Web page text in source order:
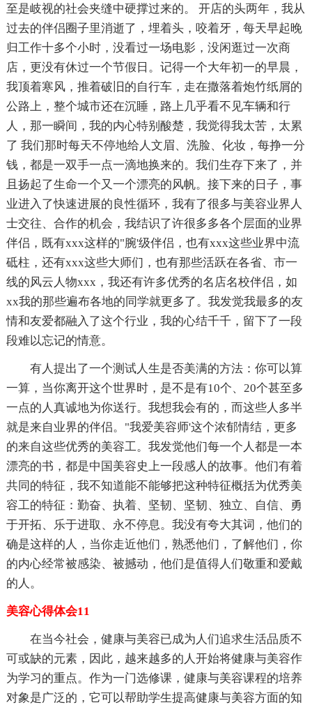
至是岐视的社会夹缝中硬撑过来的。 开店的头两年，我从
过去的伴侣圈子里消逝了，埋着头，咬着牙，每天早起晚
归工作十多个小时，没看过一场电影，没闲逛过一次商
店，更没有休过一个节假日。记得一个大年初一的早晨，
我顶着寒风，推着破旧的自行车，走在撒落着炮竹纸屑的
公路上，整个城市还在沉睡，路上几乎看不见车辆和行
人，那一瞬间，我的内心特别酸楚，我觉得我太苦，太累
了 我们那时每天不停地给人文眉、洗脸、化妆，每挣一分
钱，都是一双手一点一滴地换来的。我们生存下来了，并
且扬起了生命一个又一个漂亮的风帆。接下来的日子，事
业进入了快速进展的良性循环，我有了很多与美容业界人
士交往、合作的机会，我结识了许很多多各个层面的业界
伴侣，既有xxx这样的"腕'级伴侣，也有xxx这些业界中流
砥柱，还有xxx这些大师们，也有那些活跃在各省、市一
线的风云人物xxx，我还有许多优秀的名店名校伴侣，如
xx我的那些遍布各地的同学就更多了。我发觉我最多的友
情和友爱都融入了这个行业，我的心结千千，留下了一段
段难以忘记的情意。
有人提出了一个测试人生是否美满的方法：你可以算
一算，当你离开这个世界时，是不是有10个、20个甚至多
一点的人真诚地为你送行。我想我会有的，而这些人多半
就是来自业界的伴侣。"我爱美容师'这个浓郁情结，更多
的来自这些优秀的美容工。我发觉他们每一个人都是一本
漂亮的书，都是中国美容史上一段感人的故事。他们有着
共同的特征，我不知道能不能够把这种特征概括为优秀美
容工的特征：勤奋、执着、坚韧、坚韧、独立、自信、勇
于开拓、乐于进取、永不停息。我没有夸大其词，他们的
确是这样的人，当你走近他们，熟悉他们，了解他们，你
的内心经常被感染、被撼动，他们是值得人们敬重和爱戴
的人。
美容心得体会11
在当今社会，健康与美容已成为人们追求生活品质不
可或缺的元素，因此，越来越多的人开始将健康与美容作
为学习的重点。作为一门选修课，健康与美容课程的培养
对象是广泛的，它可以帮助学生提高健康与美容方面的知